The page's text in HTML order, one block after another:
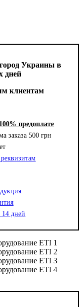
Украины в
дней
клиентам
предоплате
заказа 500 грн
14 дней